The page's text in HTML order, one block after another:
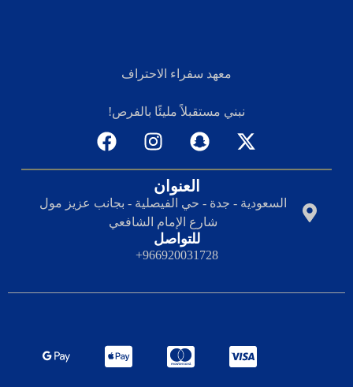
معهد سفراء الاحتراف
نبني مستقبلاً مليئًا بالفرص!
العنوان
السعودية - جدة - حي الفيصلية - بجانب عزيز مول
شارع الإمام الشافعي
للتواصل
966920031728+